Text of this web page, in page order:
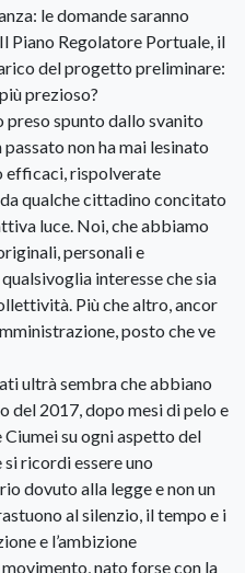
le domande saranno
Piano Regolatore Portuale, il
del progetto preliminare:
prezioso?
spunto dallo svanito
non ha mai lesinato
efficaci, rispolverate
qualche cittadino concitato
luce. Noi, che abbiamo
personali e
interesse che sia
Più che altro, ancor
posto che ve
ultrà sembra che abbiano
2017, dopo mesi di pelo e
su ogni aspetto del
ricordi essere uno
dovuto alla legge e non un
al silenzio, il tempo e i
e l’ambizione
nato forse con la